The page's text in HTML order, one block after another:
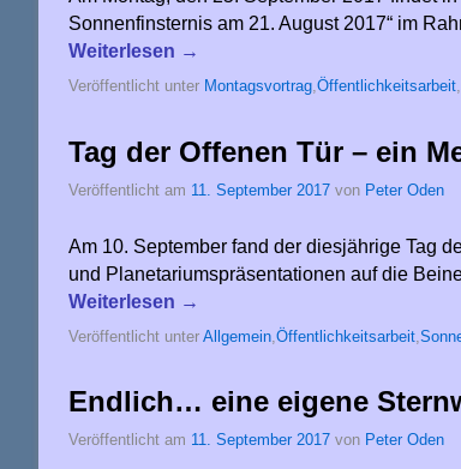
Sonnenfinsternis am 21. August 2017“ im
Weiterlesen →
Veröffentlicht unter Montagsvortrag Öffentlichkeitsarbeit
Tag der Offenen Tür – ein
Veröffentlicht am 11. September 2017 von Peter Oden
Am 10. September fand der diesjährige Tag
und Planetariumspräsentationen auf die
Weiterlesen →
Veröffentlicht unter Allgemein Öffentlichkeitsarbeit
Endlich… eine eigene
Veröffentlicht am 11. September 2017 von Peter Oden